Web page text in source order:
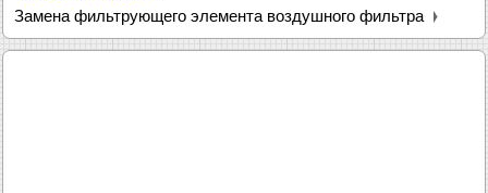
Замена фильтрующего элемента воздушного фильтра